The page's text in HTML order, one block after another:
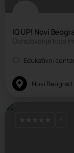
IQ UP! Novi
Obrazovanje koje
Edukativni centar
Novi Beograd